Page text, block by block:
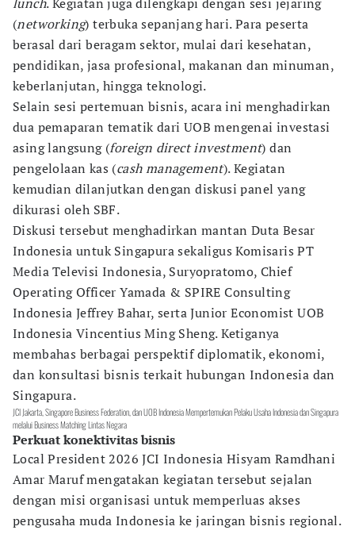
(networking) terbuka sepanjang hari. Para peserta
berasal dari beragam sektor, mulai dari kesehatan,
pendidikan, jasa profesional, makanan dan minuman,
keberlanjutan, hingga teknologi.
Selain sesi pertemuan bisnis, acara ini menghadirkan
dua pemaparan tematik dari UOB mengenai investasi
asing langsung (foreign direct investment) dan
pengelolaan kas (cash management). Kegiatan
kemudian dilanjutkan dengan diskusi panel yang
dikurasi oleh SBF.
Diskusi tersebut menghadirkan mantan Duta Besar
Indonesia untuk Singapura sekaligus Komisaris PT
Media Televisi Indonesia, Suryopratomo, Chief
Operating Officer Yamada & SPIRE Consulting
Indonesia Jeffrey Bahar, serta Junior Economist UOB
Indonesia Vincentius Ming Sheng. Ketiganya
membahas berbagai perspektif diplomatik, ekonomi,
dan konsultasi bisnis terkait hubungan Indonesia dan
Singapura.
JCI Jakarta, Singapore Business Federation, dan UOB Indonesia Mempertemukan Pelaku Usaha Indonesia dan Singapura
melalui Business Matching Lintas Negara
Perkuat konektivitas bisnis
Local President 2026 JCI Indonesia Hisyam Ramdhani
Amar Maruf mengatakan kegiatan tersebut sejalan
dengan misi organisasi untuk memperluas akses
pengusaha muda Indonesia ke jaringan bisnis regional.